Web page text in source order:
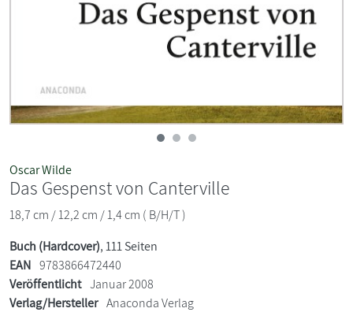
Oscar Wilde
Das Gespenst von Canterville
18,7 cm / 12,2 cm / 1,4 cm ( B/H/T )
Buch (Hardcover), 111 Seiten
EAN 9783866472440
Veröffentlicht Januar 2008
Verlag/Hersteller Anaconda Verlag